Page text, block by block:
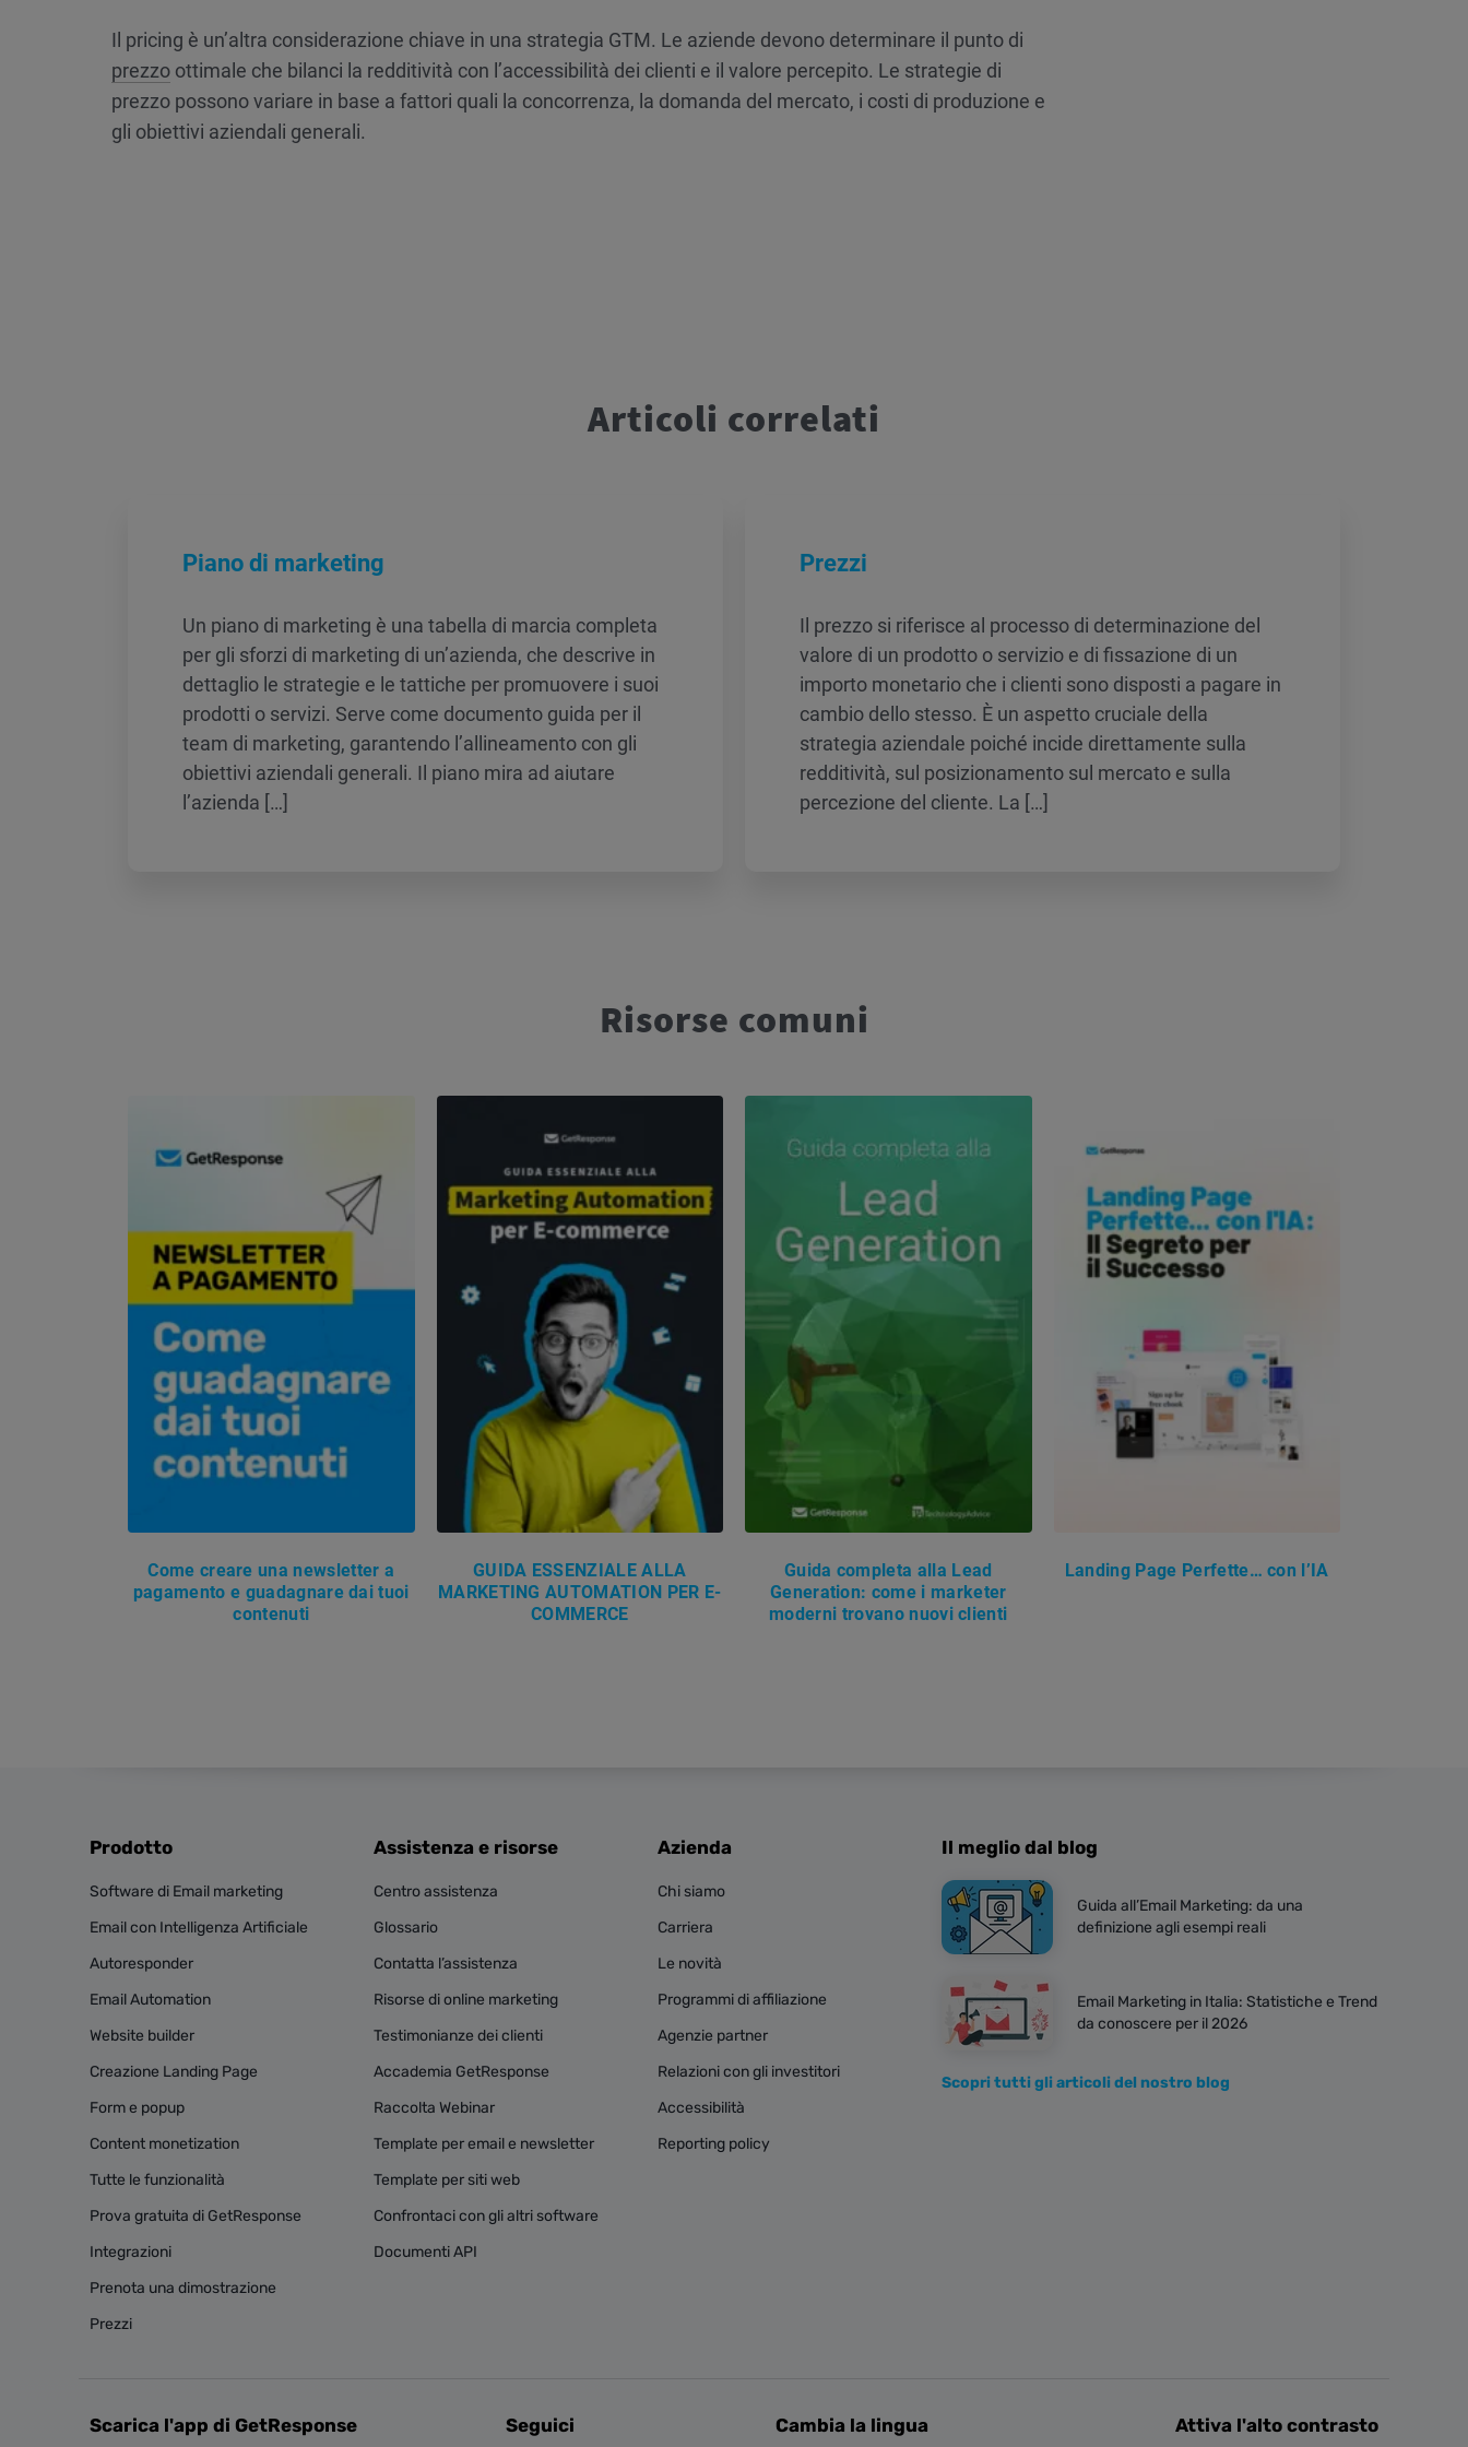
Il pricing è un’altra considerazione chiave in una strategia GTM. Le aziende devono determinare il punto di
prezzo ottimale che bilanci la redditività con l’accessibilità dei clienti e il valore percepito. Le strategie di
prezzo possono variare in base a fattori quali la concorrenza, la domanda del mercato, i costi di produzione e
gli obiettivi aziendali generali.
Articoli correlati
Piano di marketing
Un piano di marketing è una tabella di marcia completa
per gli sforzi di marketing di un’azienda, che descrive in
dettaglio le strategie e le tattiche per promuovere i suoi
prodotti o servizi. Serve come documento guida per il
team di marketing, garantendo l’allineamento con gli
obiettivi aziendali generali. Il piano mira ad aiutare
l’azienda […]
Prezzi
Il prezzo si riferisce al processo di determinazione del
valore di un prodotto o servizio e di fissazione di un
importo monetario che i clienti sono disposti a pagare in
cambio dello stesso. È un aspetto cruciale della
strategia aziendale poiché incide direttamente sulla
redditività, sul posizionamento sul mercato e sulla
percezione del cliente. La […]
Risorse comuni
Come creare una newsletter a
pagamento e guadagnare dai tuoi
contenuti
GUIDA ESSENZIALE ALLA
MARKETING AUTOMATION PER E-
COMMERCE
Guida completa alla Lead
Generation: come i marketer
moderni trovano nuovi clienti
Landing Page Perfette… con l’IA
Prodotto
Software di Email marketing
Email con Intelligenza Artificiale
Autoresponder
Email Automation
Website builder
Creazione Landing Page
Form e popup
Content monetization
Tutte le funzionalità
Prova gratuita di GetResponse
Integrazioni
Prenota una dimostrazione
Prezzi
Assistenza e risorse
Centro assistenza
Glossario
Contatta l’assistenza
Risorse di online marketing
Testimonianze dei clienti
Accademia GetResponse
Raccolta Webinar
Template per email e newsletter
Template per siti web
Confrontaci con gli altri software
Documenti API
Azienda
Chi siamo
Carriera
Le novità
Programmi di affiliazione
Agenzie partner
Relazioni con gli investitori
Accessibilità
Reporting policy
Il meglio dal blog
Guida all’Email Marketing: da una
definizione agli esempi reali
Email Marketing in Italia: Statistiche e Trend
da conoscere per il 2026
Scopri tutti gli articoli del nostro blog
Scarica l'app di GetResponse Seguici Cambia la lingua Attiva l'alto contrasto